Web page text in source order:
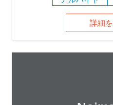
詳細